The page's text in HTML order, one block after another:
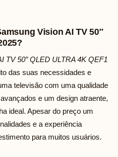
Vision AI TV 50″
TV 50″ QLED ULTRA 4K QEF1
das suas necessidades e
televisão com uma qualidade
e um design atraente,
ideal. Apesar do preço um
e a experiência
para muitos usuários.